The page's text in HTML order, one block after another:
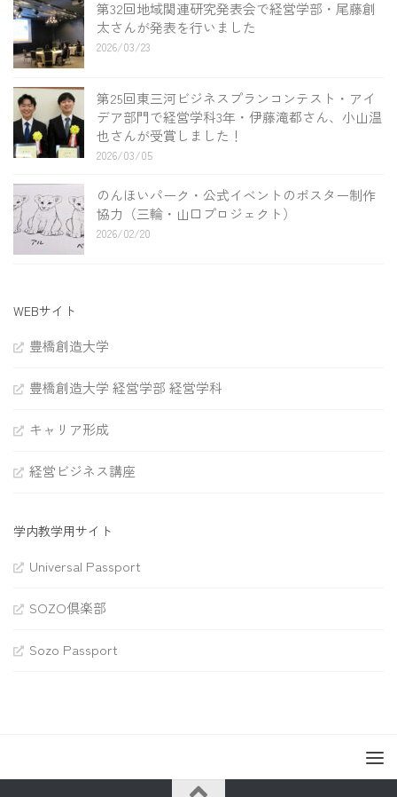
第32回地域関連研究発表会で経営学部・尾藤創
太さんが発表を行いました
2026/03/23
第25回東三河ビジネスプランコンテスト・アイ
デア部門で経営学科3年・伊藤滝都さん、小山温
也さんが受賞しました！
2026/03/05
のんほいパーク・公式イベントのポスター制作
協力（三輪・山口プロジェクト）
2026/02/20
WEBサイト
豊橋創造大学
豊橋創造大学 経営学部 経営学科
キャリア形成
経営ビジネス講座
学内教学用サイト
Universal Passport
SOZO倶楽部
Sozo Passport